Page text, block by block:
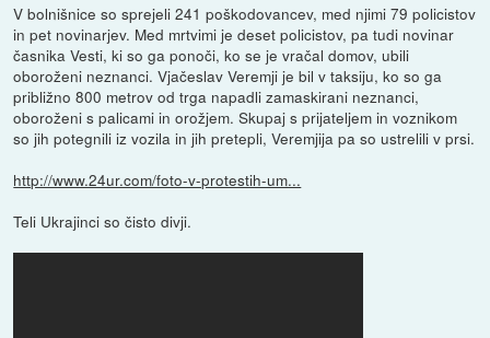
V bolnišnice so sprejeli 241 poškodovancev, med njimi 79 policistov
in pet novinarjev. Med mrtvimi je deset policistov, pa tudi novinar
časnika Vesti, ki so ga ponoči, ko se je vračal domov, ubili
oboroženi neznanci. Vjačeslav Veremji je bil v taksiju, ko so ga
približno 800 metrov od trga napadli zamaskirani neznanci,
oboroženi s palicami in orožjem. Skupaj s prijateljem in voznikom
so jih potegnili iz vozila in jih pretepli, Veremjija pa so ustrelili v prsi.
http://www.24ur.com/foto-v-protestih-um...
Teli Ukrajinci so čisto divji.